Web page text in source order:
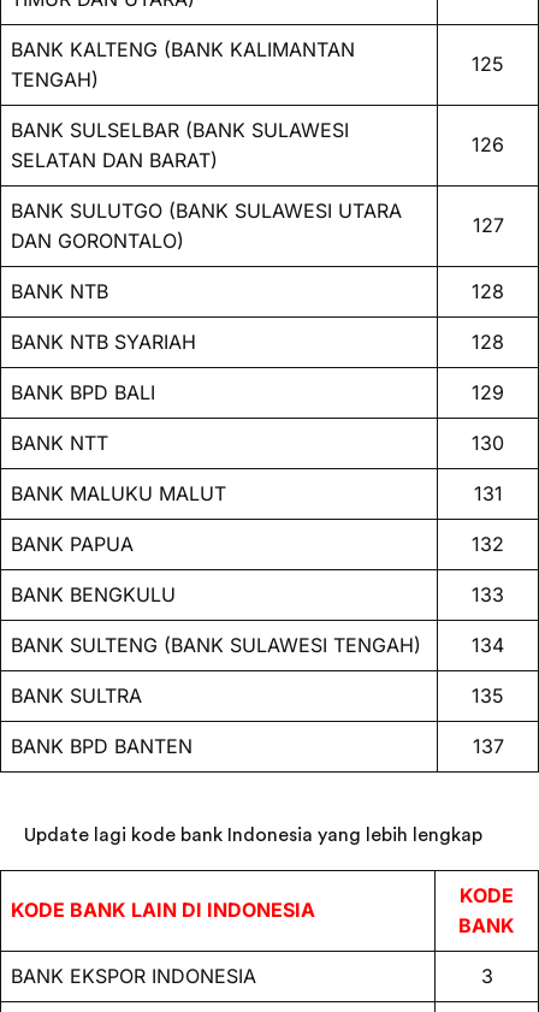
BANK KALTENG (BANK KALIMANTAN
TENGAH)
125
BANK SULSELBAR (BANK SULAWESI
SELATAN DAN BARAT)
126
BANK SULUTGO (BANK SULAWESI UTARA
DAN GORONTALO)
127
BANK NTB 128
BANK NTB SYARIAH 128
BANK BPD BALI 129
BANK NTT 130
BANK MALUKU MALUT 131
BANK PAPUA 132
BANK BENGKULU 133
BANK SULTENG (BANK SULAWESI TENGAH) 134
BANK SULTRA 135
BANK BPD BANTEN 137
Update lagi kode bank Indonesia yang lebih lengkap
KODE BANK LAIN DI INDONESIA
KODE
BANK
BANK EKSPOR INDONESIA 3